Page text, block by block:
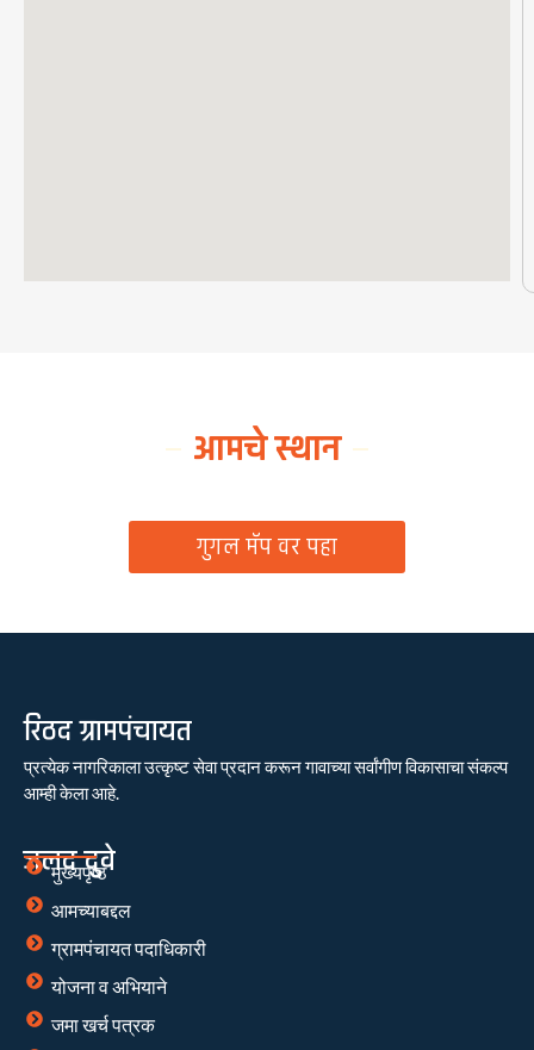
आमचे स्थान
गुगल मॅप वर पहा
रिठद ग्रामपंचायत
प्रत्येक नागरिकाला उत्कृष्ट सेवा प्रदान करून गावाच्या सर्वांगीण विकासाचा संकल्प
आम्ही केला आहे.
जलद दुवे
मुख्यपृष्ठ
आमच्याबद्दल
ग्रामपंचायत पदाधिकारी
योजना व अभियाने
जमा खर्च पत्रक